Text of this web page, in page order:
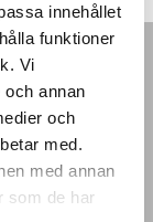
innehållet
funktioner
Vi
annan
och
med.
med annan
som de har